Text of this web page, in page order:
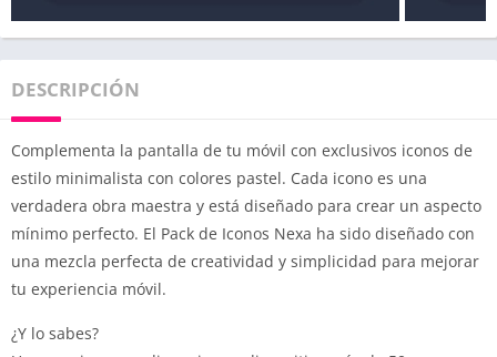
DESCRIPCIÓN
Complementa la pantalla de tu móvil con exclusivos iconos de
estilo minimalista con colores pastel. Cada icono es una
verdadera obra maestra y está diseñado para crear un aspecto
mínimo perfecto. El Pack de Iconos Nexa ha sido diseñado con
una mezcla perfecta de creatividad y simplicidad para mejorar
tu experiencia móvil.
¿Y lo sabes?